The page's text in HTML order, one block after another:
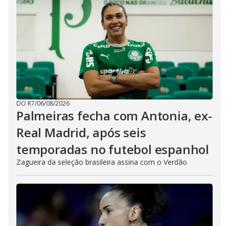
DO R7/06/08/2026
Palmeiras fecha com Antonia, ex-
Real Madrid, após seis
temporadas no futebol espanhol
Zagueira da seleção brasileira assina com o Verdão